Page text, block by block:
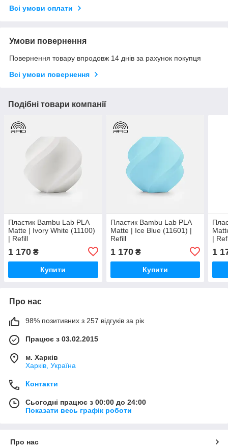
Всі умови оплати
Умови повернення
Повернення товару впродовж 14 днів за рахунок покупця
Всі умови повернення
Подібні товари компанії
Пластик Bambu Lab PLA
Matte | Ivory White (11100)
| Refill
1 170 ₴
Купити
Пластик Bambu Lab PLA
Matte | Ice Blue (11601) |
Refill
1 170₴
Купити
|
1
Про нас
98% позитивних з 257 відгуків за рік
Працює з 03.02.2015
м. Харків
Харків, Україна
Контакти
Сьогодні працює з 00:00 до 24:00
Показати весь графік роботи
Про нас